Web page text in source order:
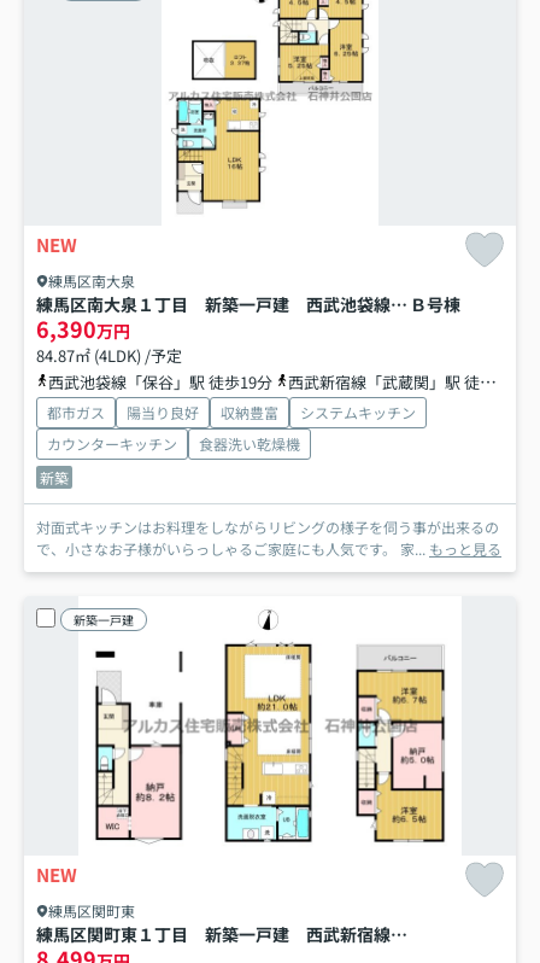
NEW
練馬区南大泉
練馬区南大泉１丁目 新築一戸建 西武池袋線 保谷 Ｂ号棟
6,390万円
84.87㎡ (4LDK) /予定
西武池袋線「保谷」駅 徒歩19分
西武新宿線「武蔵関」駅 徒歩19分
都市ガス 陽当り良好 収納豊富
システムキッチン
カウンターキッチン
食器洗い乾燥機
新築
対面式キッチンはお料理をしながらリビングの様子を伺う事が出来るの
で、小さなお子様がいらっしゃるご家庭にも人気です。 家... もっと見る
新築一戸建
NEW
練馬区関町東
練馬区関町東１丁目 新築一戸建 西武新宿線 上石神井